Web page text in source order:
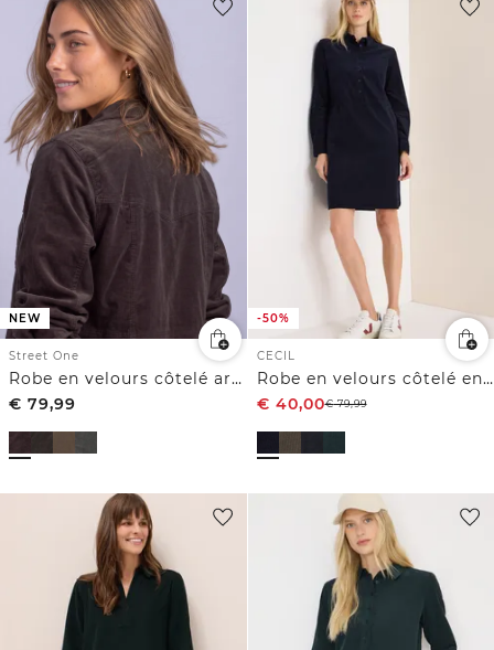
NEW
Street One
Robe en velours côtelé arrivant aux genoux, à fermeture zip
€ 79,99
-50%
CECIL
Robe en velours côtelé en couleur unie
€ 40,00€79,99